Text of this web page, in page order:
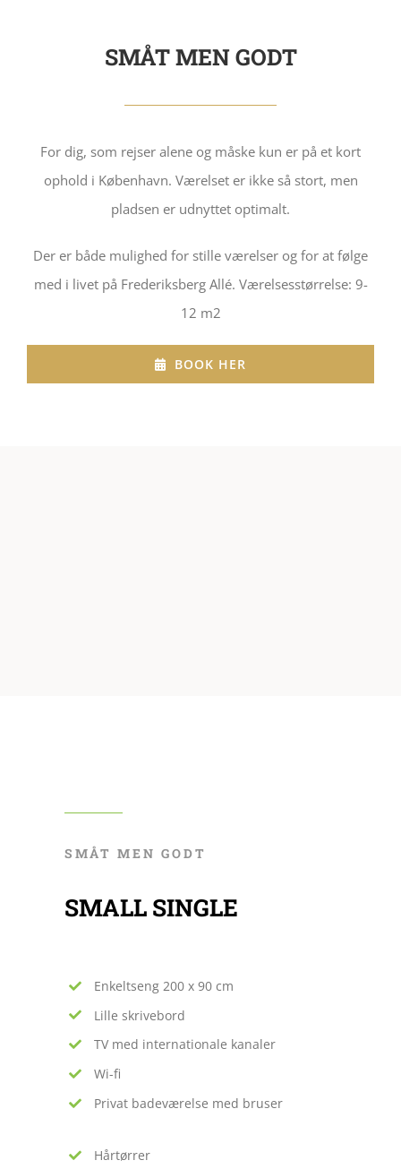
SMÅT MEN GODT
For dig, som rejser alene og måske kun er på et kort
ophold i København. Værelset er ikke så stort, men
pladsen er udnyttet optimalt.
Der er både mulighed for stille værelser og for at følge
med i livet på Frederiksberg Allé. Værelsesstørrelse: 9-
12 m2
BOOK HER
SMÅT MEN GODT
SMALL SINGLE
Enkeltseng 200 x 90 cm
Lille skrivebord
TV med internationale kanaler
Wi-fi
Privat badeværelse med bruser
Hårtørrer